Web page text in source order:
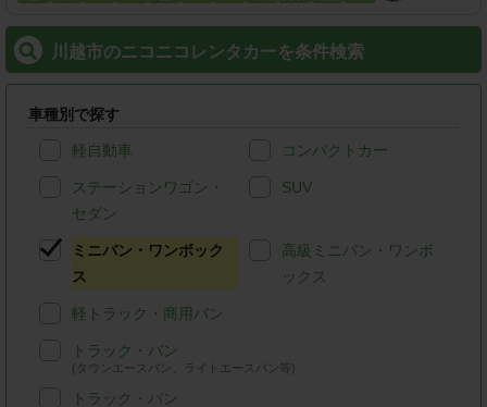
川越市のニコニコレンタカーを条件検索
車種別で探す
軽自動車 コンパクトカー
ステーションワゴン・
セダン
SUV
ミニバン・ワンボック
ス
高級ミニバン・ワンボ
ックス
軽トラック・商用バン
トラック・バン
(タウンエースバン、ライトエースバン等)
トラック・バン